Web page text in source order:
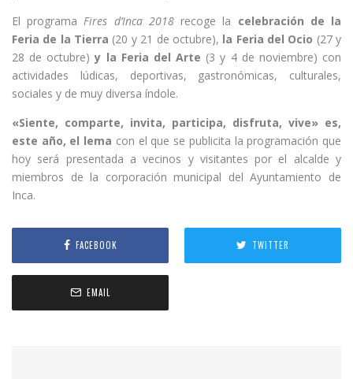
El programa Fires d’Inca 2018recoge la celebración de la
Feria de la Tierra (20 y 21 de octubre), la Feria del Ocio (27 y
28 de octubre) y la Feria del Arte (3 y 4 de noviembre) con
actividades lúdicas, deportivas, gastronómicas, culturales,
sociales y de muy diversa índole.
«Siente, comparte, invita, participa, disfruta, vive» es,
este año, el lema con el que se publicita la programación que
hoy será presentada a vecinos y visitantes por el alcalde y
miembros de la corporación municipal del Ayuntamiento de
Inca.
FACEBOOK TWITTER
EMAIL